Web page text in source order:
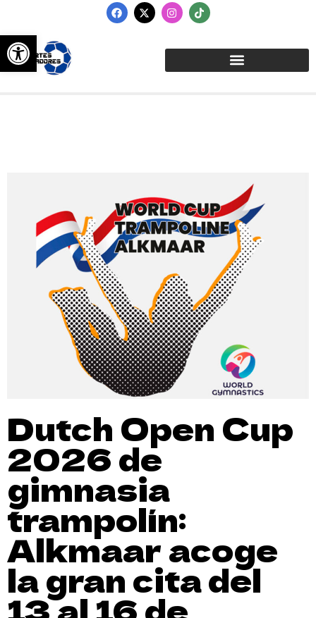
Abrir barra de herramientas
Dutch Open Cup
2026 de
gimnasia
trampolín:
Alkmaar acoge
la gran cita del